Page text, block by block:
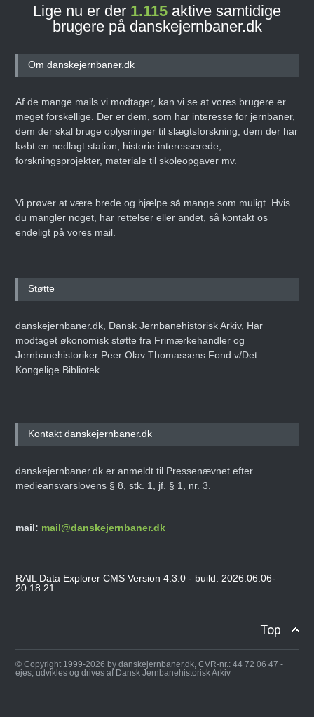
Lige nu er der 1.115 aktive samtidige
brugere på danskejernbaner.dk
Om danskejernbaner.dk
Af de mange mails vi modtager, kan vi se at vores brugere er
meget forskellige. Der er dem, som har interesse for jernbaner,
dem der skal bruge oplysninger til slægtsforskning, dem der har
købt en nedlagt station, historie interesserede,
forskningsprojekter, materiale til skoleopgaver mv.
Vi prøver at være brede og hjælpe så mange som muligt. Hvis
du mangler noget, har rettelser eller andet, så kontakt os
endeligt på vores mail.
Støtte
danskejernbaner.dk, Dansk Jernbanehistorisk Arkiv, Har
modtaget økonomisk støtte fra Frimærkehandler og
Jernbanehistoriker Peer Olav Thomassens Fond v/Det
Kongelige Bibliotek.
Kontakt danskejernbaner.dk
danskejernbaner.dk er anmeldt til Pressenævnet efter
medieansvarslovens § 8, stk. 1, jf. § 1, nr. 3.
mail: mail@danskejernbaner.dk
RAIL Data Explorer CMS Version 4.3.0 - build: 2026.06.06-
20:18:21
Top
© Copyright 1999-2026 by danskejernbaner.dk, CVR-nr.: 44 72 06 47 -
ejes, udvikles og drives af Dansk Jernbanehistorisk Arkiv